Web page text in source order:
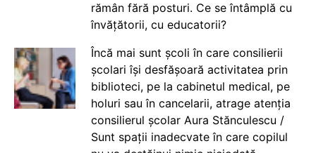
rămân fără posturi. Ce se întâmplă cu
învățătorii, cu educatorii?
Încă mai sunt școli în care consilierii
școlari își desfășoară activitatea prin
biblioteci, pe la cabinetul medical, pe
holuri sau în cancelarii, atrage atenția
consilierul școlar Aura Stănculescu /
Sunt spații inadecvate în care copilul